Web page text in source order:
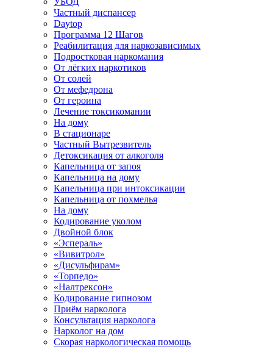
Частный диспансер
Daytop
Программа 12 Шагов
Реабилитация для наркозависимых
Подростковая наркомания
От лёгких наркотиков
От солей
От мефедрона
От героина
Лечение токсикомании
На дому
В стационаре
Частный Вытрезвитель
Детоксикация от алкоголя
Капельница от запоя
Капельница на дому
Капельница при интоксикации
Капельница от похмелья
На дому
Кодирование уколом
Двойной блок
«Эспераль»
«Вивитрол»
«Дисульфирам»
«Торпедо»
«Налтрексон»
Кодирование гипнозом
Приём нарколога
Консультация нарколога
Нарколог на дом
Скорая наркологическая помощь